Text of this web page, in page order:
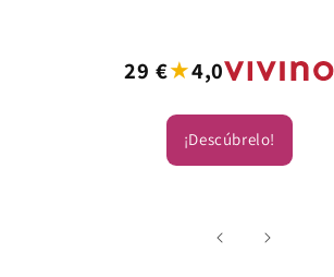
Precio
29 €★4,0
¡Descúbrelo!